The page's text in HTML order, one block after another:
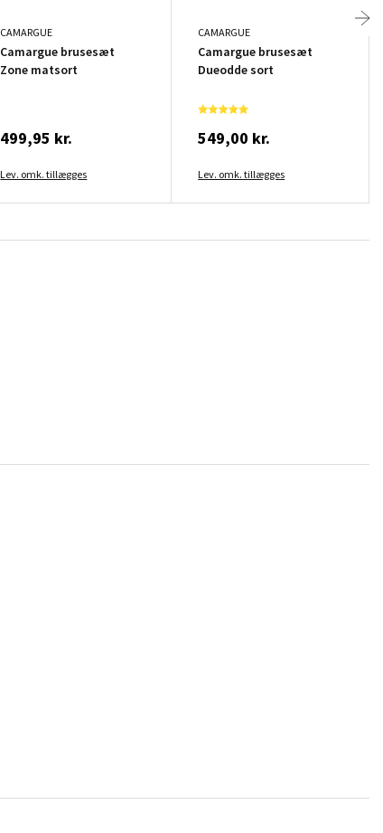
CAMARGUE
Camargue brusesæt
Zone matsort
499,95 kr.
Lev. omk. tillægges
CAMARGUE
Camargue brusesæt
Dueodde sort
549,00 kr.
Lev. omk. tillægges